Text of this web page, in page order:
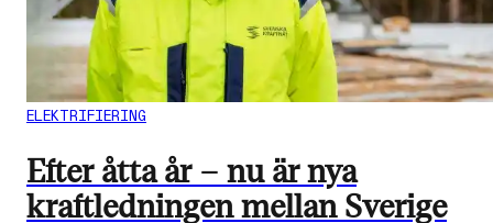
ELEKTRIFIERING
Efter åtta år – nu är nya
kraftledningen mellan Sverige